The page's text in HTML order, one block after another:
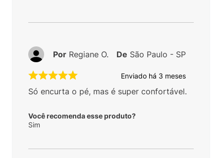
Enviado há 3 meses
Só encurta o pé, mas é super confortável.
Você recomenda esse produto?
Sim
Por Regiane O. De São Paulo - SP